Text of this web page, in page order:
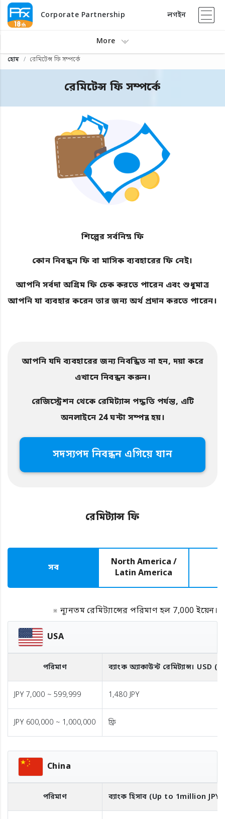
Corporate Partnership লগইন
More
হোম রেমিটেন্স ফি সম্পর্কে
রেমিটেন্স ফি সম্পর্কে
শিল্পের সর্বনিম্ন ফি
কোন নিবন্ধন ফি বা মাসিক ব্যবহারের ফি নেই।
আপনি সর্বদা অগ্রিম ফি চেক করতে পারেন এবং শুধুমাত্র
আপনি যা ব্যবহার করেন তার জন্য অর্থ প্রদান করতে পারেন।
আপনি যদি ব্যবহারের জন্য নিবন্ধিত না হন, দয়া করে
এখানে নিবন্ধন করুন।
রেজিস্ট্রেশন থেকে রেমিট্যান্স পদ্ধতি পর্যন্ত, এটি
অনলাইনে 24 ঘন্টা সম্পন্ন হয়।
সদস্যপদ নিবন্ধন এগিয়ে যান
রেমিট্যান্স ফি
সব
North America /
Latin America
※ ন্যূনতম রেমিট্যান্সের পরিমাণ হল 7,000 ইয়েন।
USA
পরিমাণ ব্যাংক অ্যাকাউন্ট রেমিট্যান্স। USD
JPY 7,000 ~ 599,999 1,480 JPY
JPY 600,000 ~ 1,000,000 ফ্রি
China
পরিমাণ ব্যাংক হিসাব (Up to 1million JPY)